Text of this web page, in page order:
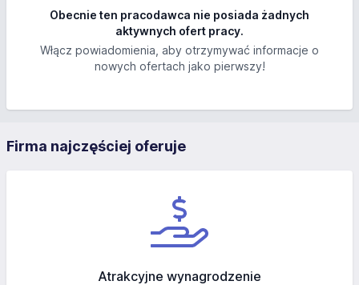
Obecnie ten pracodawca nie posiada żadnych
aktywnych ofert pracy.
Włącz powiadomienia, aby otrzymywać informacje o
nowych ofertach jako pierwszy!
Firma najczęściej oferuje
Atrakcyjne wynagrodzenie